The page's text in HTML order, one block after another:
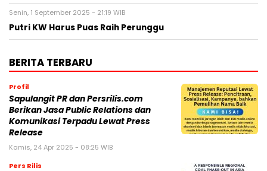
Senin, 1 September 2025 - 21:19 WIB
Putri KW Harus Puas Raih Perunggu
BERITA TERBARU
Profil
Sapulangit PR dan Persrilis.com
Berikan Jasa Public Relations dan
Komunikasi Terpadu Lewat Press
Release
Kamis, 24 Apr 2025 - 08:25 WIB
Pers Rilis